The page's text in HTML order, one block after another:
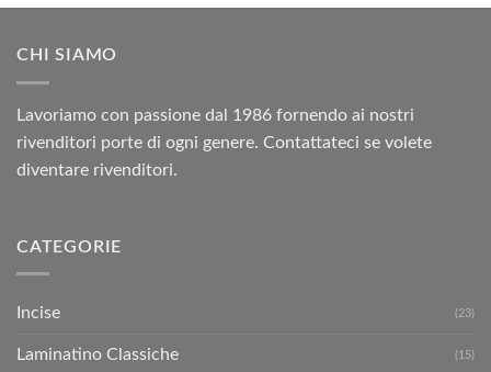
CHI SIAMO
Lavoriamo con passione dal 1986 fornendo ai nostri
rivenditori porte di ogni genere. Contattateci se volete
diventare rivenditori.
CATEGORIE
Incise (23)
Laminatino Classiche (15)